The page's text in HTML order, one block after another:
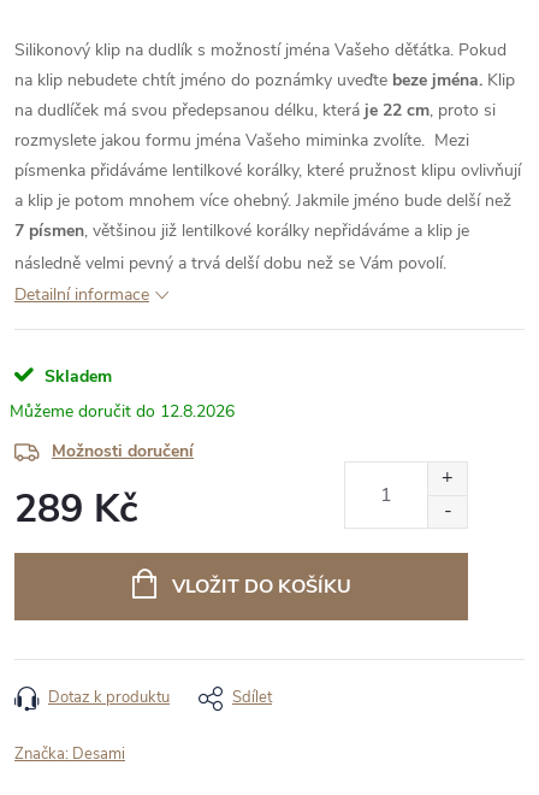
Silikonový klip na dudlík s možností jména Vašeho děťátka. Pokud
na klip nebudete chtít jméno do poznámky uveďte beze jména. Klip
na dudlíček má svou předepsanou délku, která je 22 cm, proto si
rozmyslete jakou formu jména Vašeho miminka zvolíte. Mezi
písmenka přidáváme lentilkové korálky, které pružnost klipu ovlivňují
a klip je potom mnohem více ohebný. Jakmile jméno bude delší než
7 písmen, většinou již lentilkové korálky nepřidáváme a klip je
následně velmi pevný a trvá delší dobu než se Vám povolí.
Detailní informace
Skladem
12.8.2026
Možnosti doručení
289 Kč
VLOŽIT DO KOŠÍKU
Dotaz k produktu Sdílet
Značka: Desami